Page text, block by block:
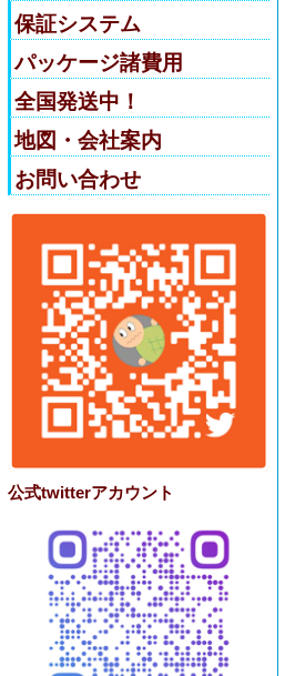
保証システム
パッケージ諸費用
全国発送中！
地図・会社案内
お問い合わせ
公式twitterアカウント